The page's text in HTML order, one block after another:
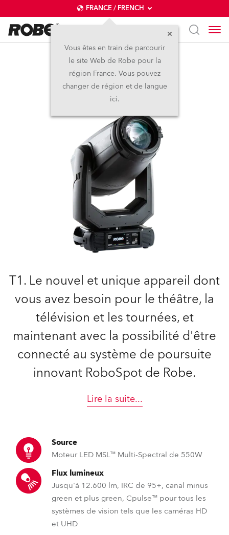
FRANCE / FRENCH
Vous êtes en train de parcourir
le site Web de Robe pour la
région France. Vous pouvez
changer de région et de langue
ici.
T1 Profile™
T1. Le nouvel et unique appareil dont
vous avez besoin pour le théâtre, la
télévision et les tournées, et
maintenant avec la possibilité d'être
connecté au système de poursuite
innovant RoboSpot de Robe.
Lire la suite...
Source
Moteur LED MSL™ Multi-Spectral de 550W
Flux lumineux
Jusqu'à 12.600 lm, IRC de 95+, canal minus
green et plus green, Cpulse™ pour tous les
systèmes de vision tels que les caméras HD
et UHD